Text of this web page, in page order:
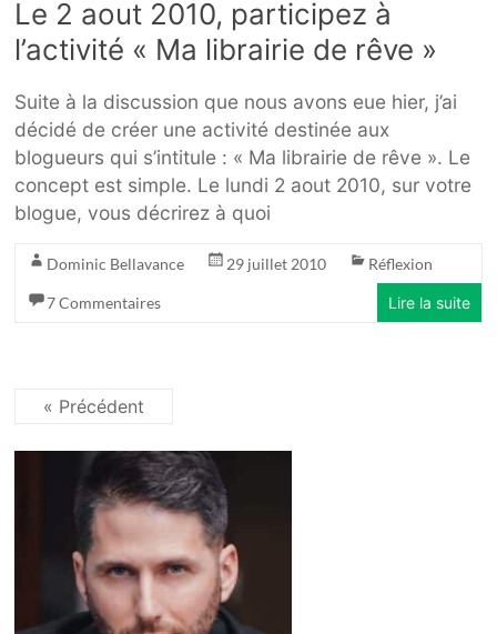
Le 2 aout 2010, participez à
l’activité « Ma librairie de rêve »
Suite à la discussion que nous avons eue hier, j’ai
décidé de créer une activité destinée aux
blogueurs qui s’intitule : « Ma librairie de rêve ». Le
concept est simple. Le lundi 2 aout 2010, sur votre
blogue, vous décrirez à quoi
Dominic Bellavance 29 juillet 2010 Réflexion
7 Commentaires Lire la suite
« Précédent